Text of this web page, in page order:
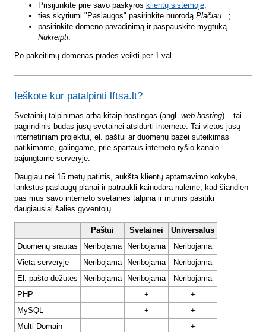
Prisijunkite prie savo paskyros klientų sistemoje;
ties skyriumi "Paslaugos" pasirinkite nuorodą Plačiau... ;
pasirinkite domeno pavadinimą ir paspauskite mygtuką
Nukreipti.
Po pakeitimų domenas pradės veikti per 1 val.
Ieškote kur patalpinti lftsa.lt?
Svetainių talpinimas arba kitaip hostingas (angl. web hosting) – tai
pagrindinis būdas jūsų svetainei atsidurti internete. Tai vietos jūsų
internetiniam projektui, el. paštui ar duomenų bazei suteikimas
patikimame, galingame, prie spartaus interneto ryšio kanalo
pajungtame serveryje.
Daugiau nei 15 metų patirtis, aukšta klientų aptarnavimo kokybė,
lankstūs paslaugų planai ir patraukli kainodara nulėmė, kad šiandien
pas mus savo interneto svetaines talpina ir mumis pasitiki
daugiausiai šalies gyventojų.
Paštui Svetainei
Universalus
Duomenų srautas
Neribojama Neribojama
Neribojama
Vieta serveryje
Neribojama Neribojama
Neribojama
El. pašto dėžutės
Neribojama Neribojama
Neribojama
PHP
- +
+
MySQL
- +
+
Multi-Domain
- -
+